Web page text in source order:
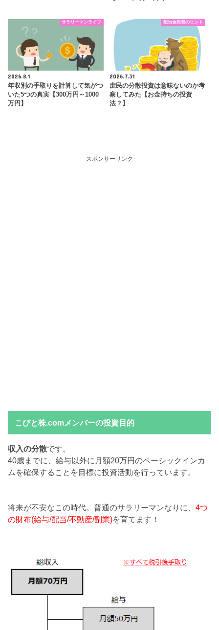
サラリーマンライフ
2026.8.1
年収別の手取りを計算して気がつ
いた5つの真実【300万円～1000
万円】
配当金投資のヒント
2026.7.31
庶民の分散投資は意味ないのか考
察してみた【お金持ちの投資
法？】
スポンサーリンク
こびと株.comメンバーの投資目的
収入の分散です。
40歳までに、給与以外に月額20万円のベーシックインカ
ムを確保することを目標に投資活動を行っています。
将来が不安なこの時代。普通のサラリーマンなりに、4つ
の財布(給与/配当/不動産/副業)を育てます！